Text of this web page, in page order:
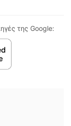
της Google: